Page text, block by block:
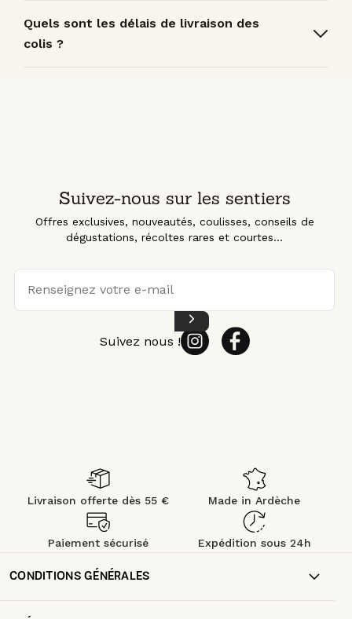
Quels sont les délais de livraison des
colis ?
Suivez-nous sur les sentiers
Offres exclusives, nouveautés, coulisses, conseils de
dégustations, récoltes rares et courtes...
Suivez nous !
Livraison offerte dès 55 € Made in Ardèche
Paiement sécurisé Expédition sous 24h
CONDITIONS GÉNÉRALES